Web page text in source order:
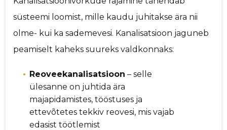
süsteemi loomist, mille kaudu juhitakse ära nii
olme- kui ka sademevesi. Kanalisatsioon jaguneb
peamiselt kaheks suureks valdkonnaks:
Reoveekanalisatsioon – selle
ülesanne on juhtida ära
majapidamistes, tööstuses ja
ettevõtetes tekkiv reovesi, mis vajab
edasist töötlemist